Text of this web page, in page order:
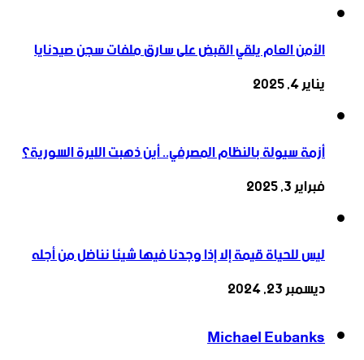
الأمن العام يلقي القبض على سارق ملفات سجن صيدنايا
يناير 4, 2025
أزمة سيولة بالنظام المصرفي.. أين ذهبت الليرة السورية؟
فبراير 3, 2025
ليس للحياة قيمة إلا إذا وجدنا فيها شيئا نناضل من أجله
ديسمبر 23, 2024
Michael Eubanks